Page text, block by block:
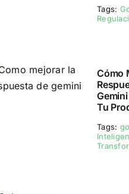
Tags:
Cómo
Tu
Tags: